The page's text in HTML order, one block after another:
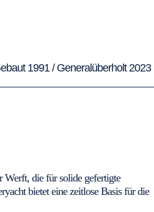
1991 / Generalüberholt 2023
Werft, die für solide gefertigte
bietet eine zeitlose Basis für die